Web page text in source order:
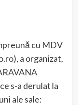
cu MDV
a organizat,
s-a derulat la
ale sale: